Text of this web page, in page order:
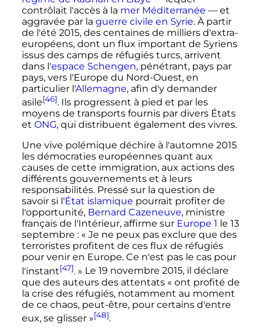
contrôlait l'accès à la mer Méditerranée —et
aggravée par la guerre civile en Syrie. À partir
de l'été 2015, des centaines de milliers d'extra-
européens, dont un flux important de Syriens
issus des camps de réfugiés turcs, arrivent
dans l'espace Schengen, pénétrant, pays par
pays, vers l'Europe du Nord-Ouest, en
particulier l'Allemagne, afin d'y demander
asile[46]. Ils progressent à pied et par les
moyens de transports fournis par divers États
et ONG, qui distribuent également des vivres.
Une vive polémique déchire à l'automne 2015
les démocraties européennes quant aux
causes de cette immigration, aux actions des
différents gouvernements et à leurs
responsabilités. Pressé sur la question de
savoir si l'État islamique pourrait profiter de
l'opportunité, Bernard Cazeneuve, ministre
français de l'Intérieur, affirme sur Europe 1 le 13
septembre : « Je ne peux pas exclure que des
terroristes profitent de ces flux de réfugiés
pour venir en Europe. Ce n'est pas le cas pour
l'instant[47]. » Le 19 novembre 2015, il déclare
que des auteurs des attentats « ont profité de
la crise des réfugiés, notamment au moment
de ce chaos, peut-être, pour certains d'entre
eux, se glisser »[48].